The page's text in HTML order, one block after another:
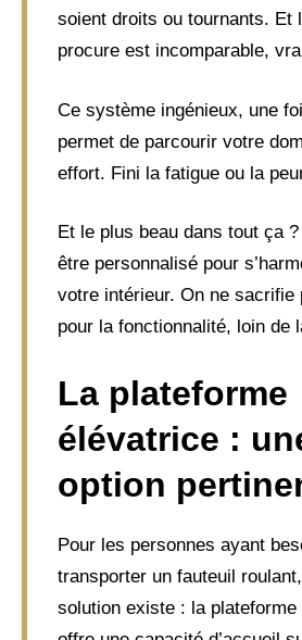
soient droits ou tournants. Et
procure est incomparable,
Ce système ingénieux, une
permet de parcourir votre
effort. Fini la fatigue ou la
Et le plus beau dans tout ça ?
être personnalisé pour
votre intérieur. On ne sacrifie
pour la fonctionnalité, loin de
La plateforme
élévatrice :
option
Pour les personnes ayant
transporter un fauteuil
solution existe : la